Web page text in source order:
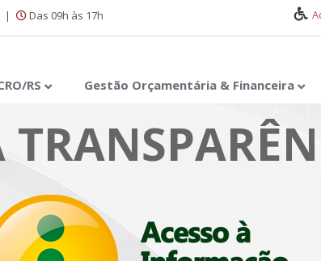
| Das 09h às 17h
RS Gestão Orçamentária & Financeira